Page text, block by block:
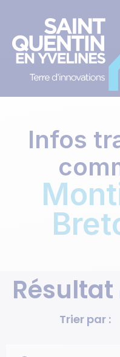
Infos
Résultat
Trier par :